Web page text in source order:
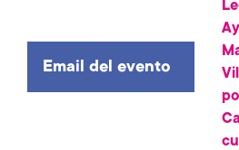
Email del evento